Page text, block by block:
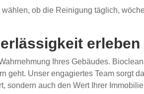
ob die Reinigung täglich,
erleben
Ihres Gebäudes.
Unser engagiertes Team sorgt
sondern auch den Wert Ihrer